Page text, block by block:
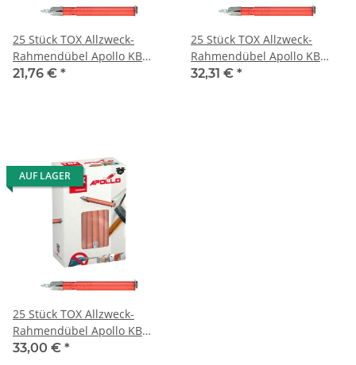
25 Stück TOX Allzweck-
Rahmendübel Apollo KB
10x120 mm
21,76 € *
25 Stück TOX Allzweck-
Rahmendübel Apollo KB
10x140 mm
32,31 € *
AUF LAGER
25 Stück TOX Allzweck-
Rahmendübel Apollo KB
10x160 mm
33,00 € *